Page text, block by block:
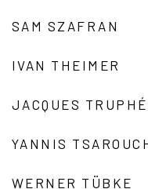
SAM SZAFRAN
IVAN THEIMER
JACQUES
YANNIS
WERNER TÜBKE